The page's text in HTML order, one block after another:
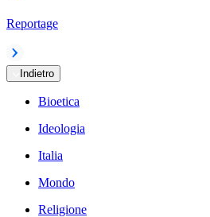
Reportage
Indietro
Bioetica
Ideologia
Italia
Mondo
Religione